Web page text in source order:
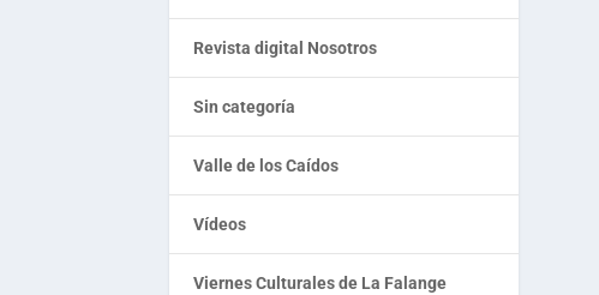
Revista digital Nosotros
Sin categoría
Valle de los Caídos
Vídeos
Viernes Culturales de La Falange